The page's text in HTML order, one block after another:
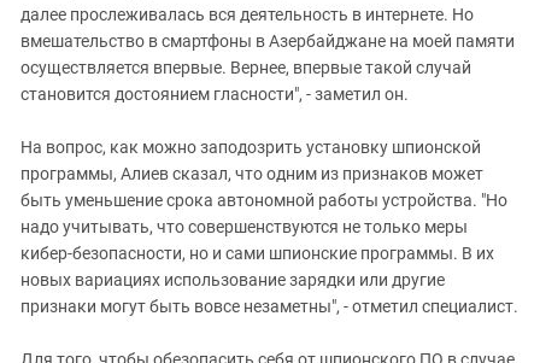
далее прослеживалась вся деятельность в интернете. Но
вмешательство в смартфоны в Азербайджане на моей памяти
осуществляется впервые. Вернее, впервые такой случай
становится достоянием гласности", - заметил он.
На вопрос, как можно заподозрить установку шпионской
программы, Алиев сказал, что одним из признаков может
быть уменьшение срока автономной работы устройства. "Но
надо учитывать, что совершенствуются не только меры
кибер-безопасности, но и сами шпионские программы. В их
новых вариациях использование зарядки или другие
признаки могут быть вовсе незаметны", - отметил специалист.